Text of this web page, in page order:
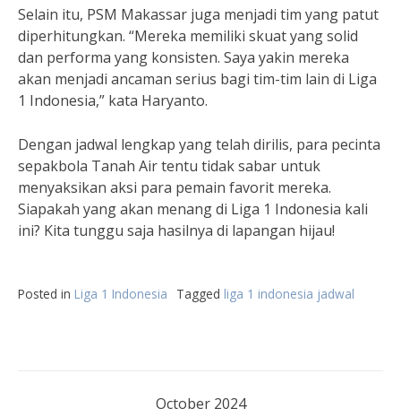
Selain itu, PSM Makassar juga menjadi tim yang patut
diperhitungkan. “Mereka memiliki skuat yang solid
dan performa yang konsisten. Saya yakin mereka
akan menjadi ancaman serius bagi tim-tim lain di Liga
1 Indonesia,” kata Haryanto.
Dengan jadwal lengkap yang telah dirilis, para pecinta
sepakbola Tanah Air tentu tidak sabar untuk
menyaksikan aksi para pemain favorit mereka.
Siapakah yang akan menang di Liga 1 Indonesia kali
ini? Kita tunggu saja hasilnya di lapangan hijau!
Posted in Liga 1 Indonesia Tagged liga 1 indonesia jadwal
October 2024